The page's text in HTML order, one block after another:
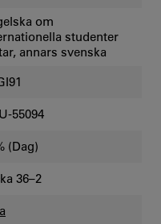
om
studenter
annars svenska
55094
(Dag)
36–2